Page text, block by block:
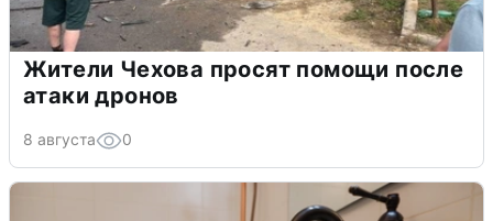
Жители Чехова просят помощи после
атаки дронов
8 августа 0